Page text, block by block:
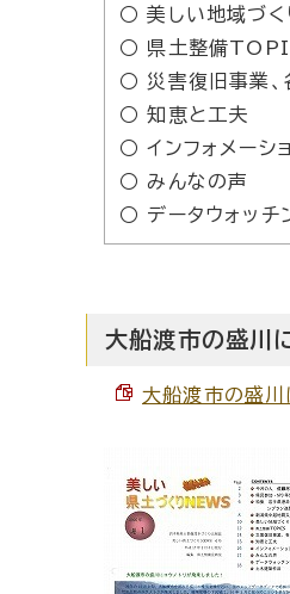
○ 美しい地域づく
○ 県土整備
○ 災害復旧事業、
○ 知恵と工夫
○ インフォメーシ
○ みんなの声
○ データウォッチ
大船渡市の盛川
大船渡市の盛川